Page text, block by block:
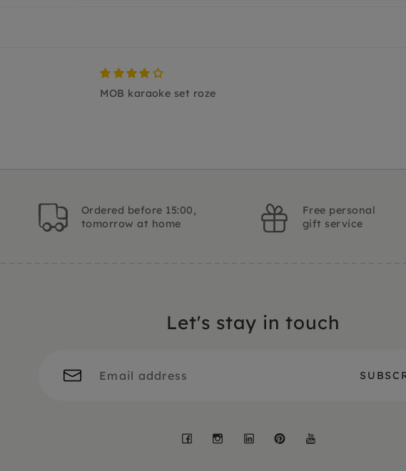
MOB karaoke set roze
Ordered before 15:00,
tomorrow at home
Free personal
gift service
Let's stay in touch
Facebook
Instagram
LinkedInPinterest